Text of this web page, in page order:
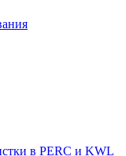
в PERC и KWL